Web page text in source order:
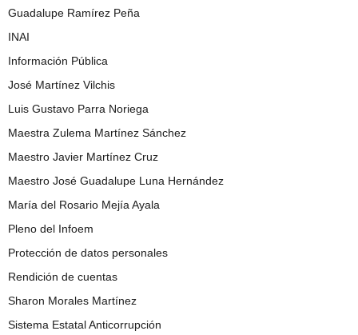
Guadalupe Ramírez Peña
INAI
Información Pública
José Martínez Vilchis
Luis Gustavo Parra Noriega
Maestra Zulema Martínez Sánchez
Maestro Javier Martínez Cruz
Maestro José Guadalupe Luna Hernández
María del Rosario Mejía Ayala
Pleno del Infoem
Protección de datos personales
Rendición de cuentas
Sharon Morales Martínez
Sistema Estatal Anticorrupción